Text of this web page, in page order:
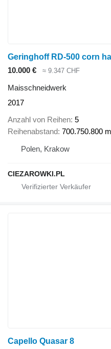
Geringhoff RD-500 corn
10.000 €
≈ 9.347 CHF
Maisschneidwerk
2017
Anzahl von Reihen 5
Reihenabstand 700.750.800
Polen, Krakow
CIEZAROWKI.PL
Capello Quasar 8